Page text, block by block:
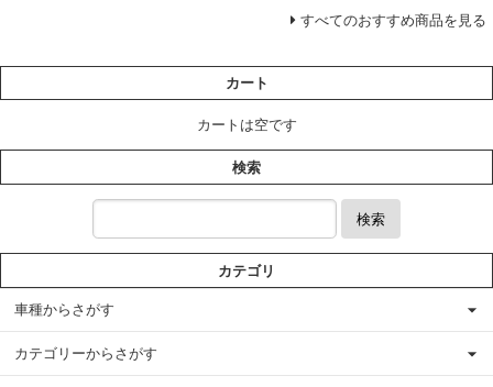
すべてのおすすめ商品を見る
カート
カートは空です
検索
検索
カテゴリ
車種からさがす
カテゴリーからさがす